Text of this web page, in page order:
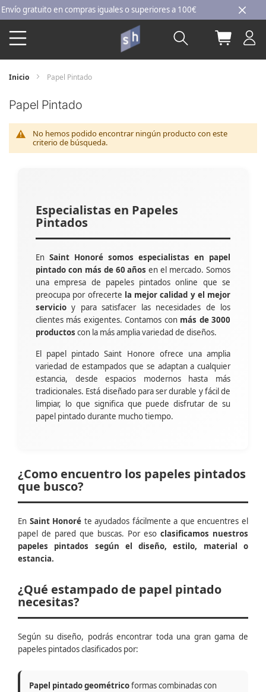
Ir
al
contenido
gratuito en compras iguales o superiores a 100€
Buscar Mi
Inicio Papel Pintado
Papel Pintado
No hemos podido encontrar ningún producto con este
criterio de búsqueda.
Especialistas en Papeles
Pintados
En Saint Honoré somos especialistas en papel
pintado con más de 60 años en el mercado. Somos
una empresa de papeles pintados online que se
preocupa por ofrecerte la mejor calidad y el mejor
servicio y para satisfacer las necesidades de los
clientes más exigentes. Contamos con más de 3000
productos con la más amplia variedad de diseños.
El papel pintado Saint Honore ofrece una amplia
variedad de estampados que se adaptan a cualquier
estancia, desde espacios modernos hasta más
tradicionales. Está diseñado para ser durable y fácil de
limpiar, lo que significa que puede disfrutar de su
papel pintado durante mucho tiempo.
¿Como encuentro los papeles pintados
que busco?
En Saint Honoré te ayudados fácilmente a que encuentres el
papel de pared que buscas. Por eso clasificamos nuestros
papeles pintados según el diseño, estilo, material o
estancia.
¿Qué estampado de papel pintado
necesitas?
Según su diseño, podrás encontrar toda una gran gama de
papeles pintados clasificados por:
Papel pintado geométricoformas combinadas con